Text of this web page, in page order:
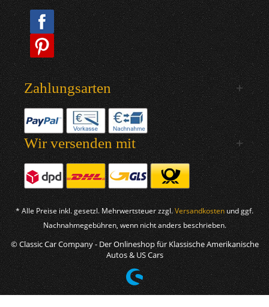
Zahlungsarten
Wir versenden mit
* Alle Preise inkl. gesetzl. Mehrwertsteuer zzgl.Versandkosten und ggf.
Nachnahmegebühren, wenn nicht anders beschrieben.
© Classic Car Company - Der Onlineshop für Klassische Amerikanische
Autos & US Cars